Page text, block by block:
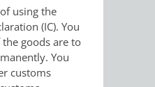
/
SITZUNGSUNTERLAGEN
UMLEGUNGSAUSSCHUSS
BERATENDE
using the
(IC). You
goods are to
You
customs